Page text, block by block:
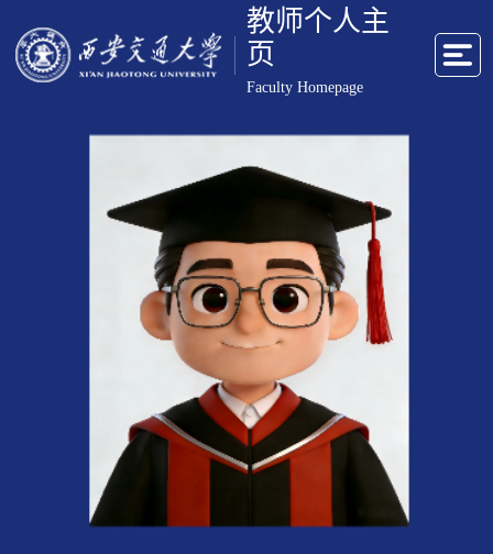
教师个人主
页
Faculty Homepage